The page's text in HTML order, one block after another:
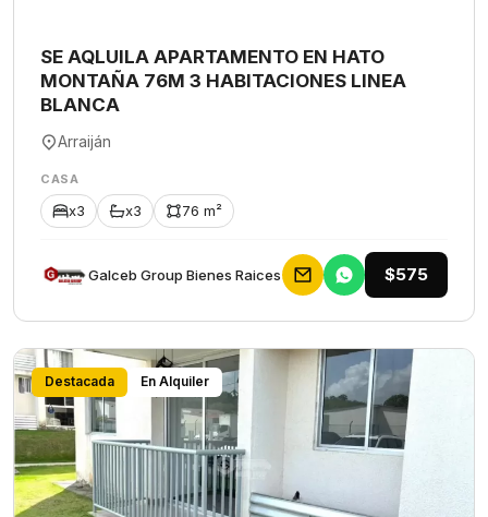
SE AQLUILA APARTAMENTO EN HATO
MONTAÑA 76M 3 HABITACIONES LINEA
BLANCA
Arraiján
CASA
x3 x3 76 m²
Galceb Group Bienes Raices $575
Destacada En Alquiler